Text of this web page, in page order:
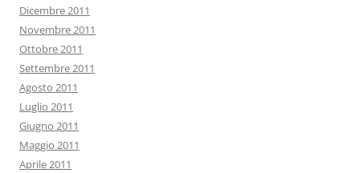
Dicembre 2011
Novembre 2011
Ottobre 2011
Settembre 2011
Agosto 2011
Luglio 2011
Giugno 2011
Maggio 2011
Aprile 2011